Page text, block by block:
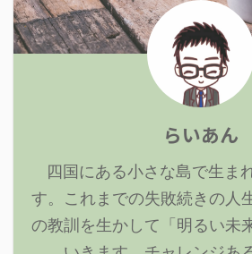
らいあん
四国にある小さな島で生ま
す。これまでの失敗続きの人
の教訓を生かして「明るい未